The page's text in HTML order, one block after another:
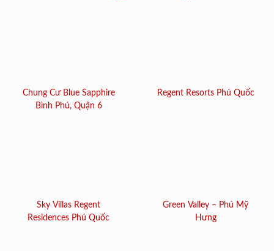
Chung Cư Blue Sapphire
Bình Phú, Quận 6
Regent Resorts Phú Quốc
Sky Villas Regent
Residences Phú Quốc
Green Valley – Phú Mỹ
Hưng